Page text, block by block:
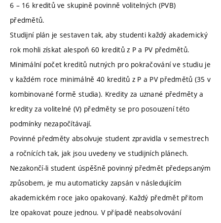
6 – 16 kreditů ve skupině povinně volitelných (PVB)
předmětů.
Studijní plán je sestaven tak, aby studenti každý akademický
rok mohli získat alespoň 60 kreditů z P a PV předmětů.
Minimální počet kreditů nutných pro pokračování ve studiu je
v každém roce minimálně 40 kreditů z P a PV předmětů (35 v
kombinované formě studia). Kredity za uznané předměty a
kredity za volitelné (V) předměty se pro posouzení této
podmínky nezapočítávají.
Povinné předměty absolvuje student zpravidla v semestrech
a ročnících tak, jak jsou uvedeny ve studijních plánech.
Nezakončí-li student úspěšně povinný předmět předepsaným
způsobem, je mu automaticky zapsán v následujícím
akademickém roce jako opakovaný. Každý předmět přitom
lze opakovat pouze jednou. V případě neabsolvování